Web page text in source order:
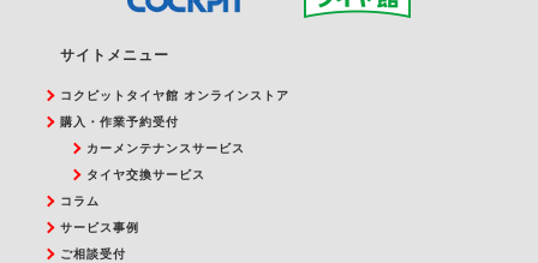
サイトメニュー
コクピットタイヤ館 オンラインストア
購入・作業予約受付
カーメンテナンスサービス
タイヤ交換サービス
コラム
サービス事例
ご相談受付